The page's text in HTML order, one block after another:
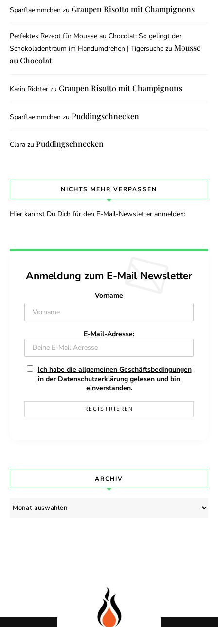
Sparflaemmchen zu Graupen Risotto mit Champignons
Perfektes Rezept für Mousse au Chocolat: So gelingt der
Schokoladentraum im Handumdrehen | Tigersuche zu Mousse
au Chocolat
Karin Richter zu Graupen Risotto mit Champignons
Sparflaemmchen zu Puddingschnecken
Clara zu Puddingschnecken
NICHTS MEHR VERPASSEN
Hier kannst Du Dich für den E-Mail-Newsletter anmelden:
Anmeldung zum E-Mail Newsletter
Vorname
E-Mail-Adresse:
Ich habe die allgemeinen Geschäftsbedingungen
in der Datenschutzerklärung gelesen und bin
einverstanden.
ARCHIV
Archiv